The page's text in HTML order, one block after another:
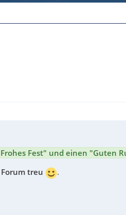
Fest" und einen "Guten
treu
.